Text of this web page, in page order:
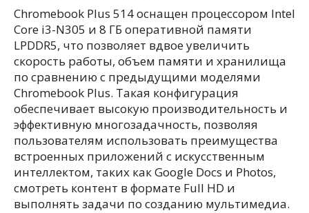
Chromebook Plus 514 оснащен процессором Intel
Core i3-N305 и 8 ГБ оперативной памяти
LPDDR5, что позволяет вдвое увеличить
скорость работы, объем памяти и хранилища
по сравнению с предыдущими моделями
Chromebook Plus. Такая конфигурация
обеспечивает высокую производительность и
эффективную многозадачность, позволяя
пользователям использовать преимущества
встроенных приложений с искусственным
интеллектом, таких как Google Docs и Photos,
смотреть контент в формате Full HD и
выполнять задачи по созданию мультимедиа.